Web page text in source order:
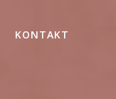
KONTAKT